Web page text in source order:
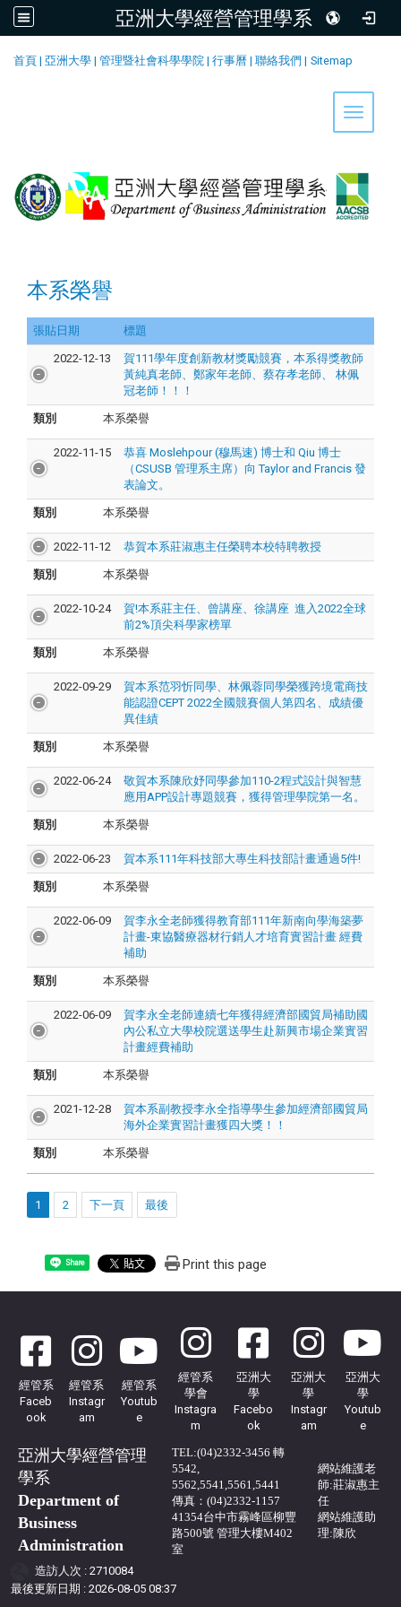
亞洲大學經營管理學系
首頁 | 亞洲大學 | 管理暨社會科學學院 | 行事曆 | 聯絡我們 | Sitemap
Toggle
本系榮譽
張貼日期 標題
2022-12-13
賀111學年度創新教材獎勵競賽，本系得獎教師
黃純真老師、鄭家年老師、蔡存孝老師、 林佩
冠老師！！！
類別 本系榮譽
2022-11-15
恭喜 Moslehpour (穆馬速) 博士和 Qiu 博士
（CSUSB 管理系主席）向 Taylor and Francis 發
表論文。
類別 本系榮譽
2022-11-12 恭賀本系莊淑惠主任榮聘本校特聘教授
類別 本系榮譽
2022-10-24
賀!本系莊主任、曾講座、徐講座 進入2022全球
前2%頂尖科學家榜單
類別 本系榮譽
2022-09-29
賀本系范羽忻同學、林佩蓉同學榮獲跨境電商技
能認證CEPT 2022全國競賽個人第四名、成績優
異佳績
類別 本系榮譽
2022-06-24
敬賀本系陳欣妤同學參加110-2程式設計與智慧
應用APP設計專題競賽，獲得管理學院第一名。
類別 本系榮譽
2022-06-23 賀本系111年科技部大專生科技部計畫通過5件!
類別 本系榮譽
2022-06-09
賀李永全老師獲得教育部111年新南向學海築夢
計畫-東協醫療器材行銷人才培育實習計畫 經費
補助
類別 本系榮譽
2022-06-09
賀李永全老師連續七年獲得經濟部國貿局補助國
內公私立大學校院選送學生赴新興市場企業實習
計畫經費補助
類別 本系榮譽
2021-12-28
賀本系副教授李永全指導學生參加經濟部國貿局
海外企業實習計畫獲四大獎！！
類別 本系榮譽
1 2 下一頁 最後
Share Print this page
經管系
Faceb
ook
經管系
Instagr
am
經管系
Youtub
e
經管系
學會
Instagra
m
亞洲大
學
Facebo
ok
亞洲大
學
Instagr
am
亞洲大
學
Youtub
e
亞洲大學經營管理
學系
Department of
Business
Administration
TEL:(04)2332-3456 轉
5542,
5562,5541,5561,5441
傳真：(04)2332-1157
41354台中市霧峰區柳豐
路500號 管理大樓M402
室
網站維護老
師:莊淑惠主
任
網站維護助
理:陳欣
造訪人次 : 2710084
最後更新日期 :2026-08-05 08:37